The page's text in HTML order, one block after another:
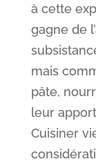
à cette
gagne de
mais
pâte,
leur
Cuisiner